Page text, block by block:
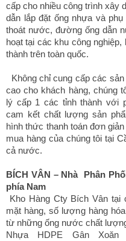
cấp cho nhiều công trình xây
dẫn lắp đặt ống nhựa và
thoát nước, đường ống dẫn
hoạt tại các khu công
thành trên toàn quốc.
Không chỉ cung cấp các
cao cho khách hàng, chúng
lý cấp 1 các tỉnh thành với
cam kết chất lượng sản
hình thức thanh toán đơn
mua hàng của chúng tôi tại
cả nước.
BÍCH VÂN – Nhà Phân
phía Nam
Kho Hàng Cty Bích Vân tại
mặt hàng, số lượng hàng
từ những ống nước chất
Nhựa HDPE Gân